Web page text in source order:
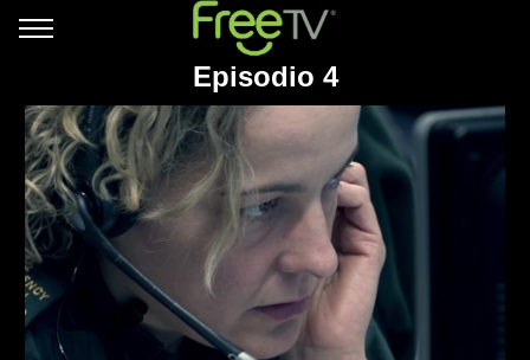
Episodio 4